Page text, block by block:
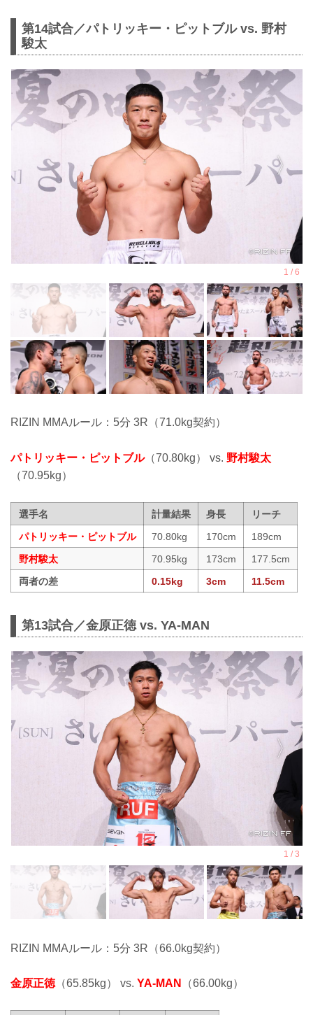
第14試合／パトリッキー・ピットブル vs. 野村
駿太
RIZIN MMAルール：5分 3R（71.0kg契約）
パトリッキー・ピットブル（70.80kg） vs. 野村駿太
（70.95kg）
選手名 計量結果 身長
リーチ
パトリッキー・ピットブル
70.80kg 170cm
189cm
野村駿太
70.95kg 173cm
177.5cm
両者の差
0.15kg 3cm 11.5cm
第13試合／金原正徳 vs. YA-MAN
RIZIN MMAルール：5分 3R（66.0kg契約）
金原正徳（65.85kg） vs. YA-MAN （66.00kg）